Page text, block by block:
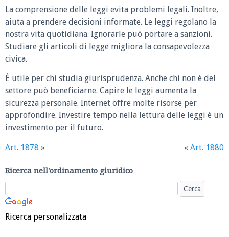
La comprensione delle leggi evita problemi legali. Inoltre,
aiuta a prendere decisioni informate. Le leggi regolano la
nostra vita quotidiana. Ignorarle può portare a sanzioni.
Studiare gli articoli di legge migliora la consapevolezza
civica.
È utile per chi studia giurisprudenza. Anche chi non è del
settore può beneficiarne. Capire le leggi aumenta la
sicurezza personale. Internet offre molte risorse per
approfondire. Investire tempo nella lettura delle leggi è un
investimento per il futuro.
Art. 1878 » « Art. 1880
Ricerca nell'ordinamento giuridico
Ricerca personalizzata